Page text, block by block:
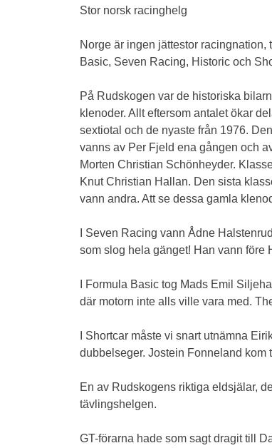
Stor norsk racinghelg
Norge är ingen jättestor
Basic, Seven Racing, Historic och
På Rudskogen var de historiska
klenoder. Allt eftersom antalet ökar
sextiotal och de nyaste från 1976.
vanns av Per Fjeld ena gången och
Morten Christian Schönheyder.
Knut Christian Hallan. Den sista
vann andra. Att se dessa gamla
I Seven Racing vann Ådne
som slog hela gänget! Han vann före
I Formula Basic tog Mads Emil
där motorn inte alls ville vara med.
I Shortcar måste vi snart utnämna
dubbelseger. Jostein Fonneland kom
En av Rudskogens riktiga eldsjälar,
tävlingshelgen.
GT-förarna hade som sagt dragit till